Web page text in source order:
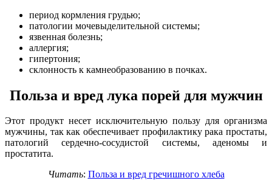
период кормления грудью;
патологии мочевыделительной системы;
язвенная болезнь;
аллергия;
гипертония;
склонность к камнеобразованию в почках.
Польза и вред лука порей для мужчин
Этот продукт несет исключительную пользу для организма
мужчины, так как обеспечивает профилактику рака простаты,
патологий сердечно-сосудистой системы, аденомы и
простатита.
Читать: Польза и вред гречишного хлеба